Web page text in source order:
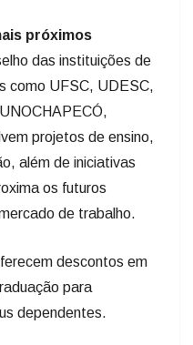
próximos
das instituições de
como UFSC, UDESC,
projetos de ensino,
além de iniciativas
os futuros
de trabalho.
descontos em
para
dependentes.